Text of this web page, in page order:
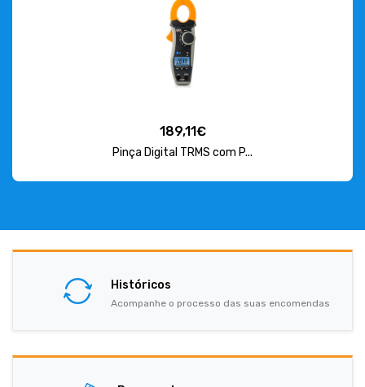
189,11€
Pinça Digital TRMS com P...
Históricos
Acompanhe o processo das suas encomendas